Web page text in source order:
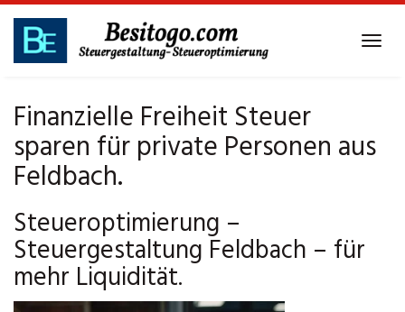
Skip
main
Finanzielle Freiheit Steuer
sparen für private Personen aus
Feldbach.
Steueroptimierung –
Steuergestaltung Feldbach – für
mehr Liquidität.